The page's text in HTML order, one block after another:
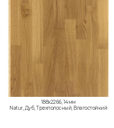
188x2266, 14мм
Natur, Дуб, Трехполосный, Влагостойкий